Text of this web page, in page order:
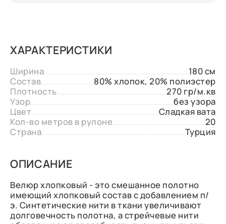
ХАРАКТЕРИСТИКИ
Ширина
180 см
Состав
80% хлопок, 20% полиэстер
Плотность
270 гр/м.кв
Узор
без узора
Цвет
Сладкая вата
Кол-во метров в рулоне
20
Страна
Турция
ОПИСАНИЕ
Велюр хлопковый - это смешанное полотно
имеющий хлопковый состав с добавлением п/
э. Синтетические нити в ткани увеличивают
долговечность полотна, а стрейчевые нити